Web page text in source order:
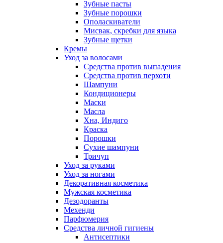
Зубные пасты
Зубные порошки
Ополаскиватели
Мисвак, скребки для языка
Зубные щетки
Кремы
Уход за волосами
Средства против выпадения
Средства против перхоти
Шампуни
Кондиционеры
Маски
Масла
Хна, Индиго
Краска
Порошки
Сухие шампуни
Тричуп
Уход за руками
Уход за ногами
Декоративная косметика
Мужская косметика
Дезодоранты
Мехенди
Парфюмерия
Средства личной гигиены
Антисептики